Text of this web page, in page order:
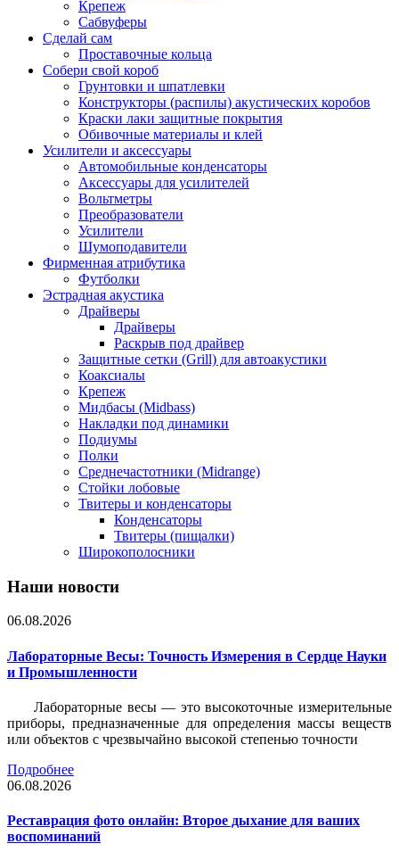
Крепеж
Сабвуферы
Сделай сам
Проставочные кольца
Собери свой короб
Грунтовки и шпатлевки
Конструкторы (распилы) акустических коробов
Краски лаки защитные покрытия
Обивочные материалы и клей
Усилители и аксессуары
Автомобильные конденсаторы
Аксессуары для усилителей
Вольтметры
Преобразователи
Усилители
Шумоподавители
Фирменная атрибутика
Футболки
Эстрадная акустика
Драйверы
Драйверы
Раскрыв под драйвер
Защитные сетки (Grill) для автоакустики
Коаксиалы
Крепеж
Мидбасы (Midbass)
Накладки под динамики
Подиумы
Полки
Среднечастотники (Midrange)
Стойки лобовые
Твитеры и конденсаторы
Конденсаторы
Твитеры (пищалки)
Широкополосники
Наши новости
06.08.2026
Лабораторные Весы: Точность Измерения в Сердце Науки
и Промышленности
Лабораторные весы — это высокоточные измерительные
приборы, предназначенные для определения массы веществ
или объектов с чрезвычайно высокой степенью точности
Подробнее
06.08.2026
Реставрация фото онлайн: Второе дыхание для ваших
воспоминаний